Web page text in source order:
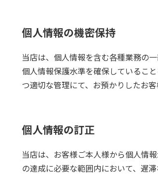
個人情報の機密保持
当店は、個人情報を含む各種業務の
個人情報保護水準を確保しているこ
つ適切な管理にて、お預かりしたお
個人情報の訂正
当店は、お客様ご本人様から個人情
の達成に必要な範囲内において、遅